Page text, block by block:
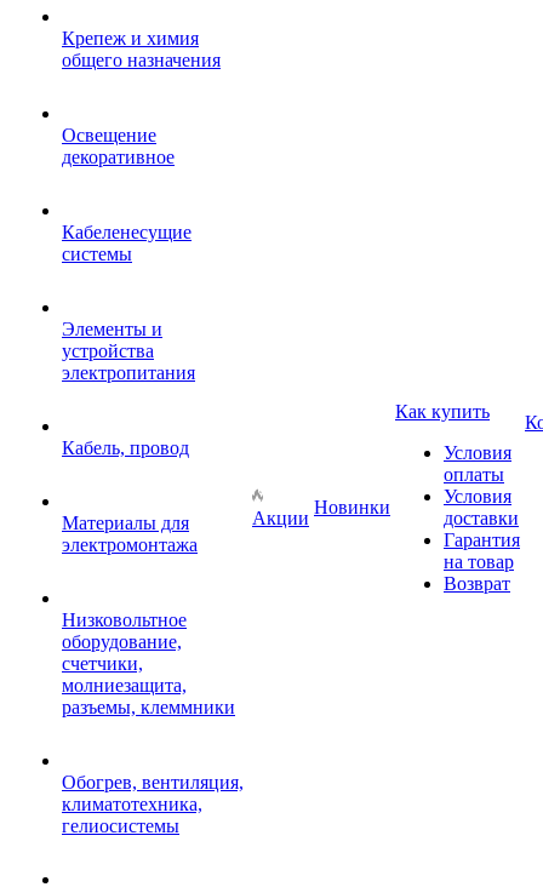
Крепеж и химия
общего назначения
Освещение
декоративное
Кабеленесущие
системы
Элементы и
устройства
электропитания
Кабель, провод
Материалы для
электромонтажа
Низковольтное
оборудование,
счетчики,
молниезащита,
разъемы, клеммники
Обогрев, вентиляция,
климатотехника,
гелиосистемы
Акции
Новинки
Как купить
Условия
оплаты
Условия
доставки
Гарантия
на товар
Возврат